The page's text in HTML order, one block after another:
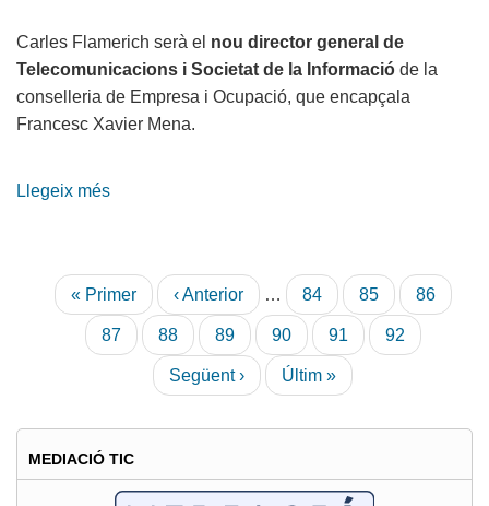
la
seguretat
Carles Flamerich serà el nou director general de
Telecomunicacions i Societat de la Informació de la
conselleria de Empresa i Ocupació, que encapçala
Francesc Xavier Mena.
Llegeix més
general
de
Telecomunicacions
i
Societat
Informació
PaginacióPrimera
pàgina
« Primer
Pàgina
anterior
‹ Anterior … Pàgina
84 Pàgina
85 Pàgina
86
Pàgina
87 Pàgina
88 Pàgina
89 Pàgina
90
Pàgina
actual
91 Pàgina
92
Pàgina
Següent ›
Última
Últim »
MEDIACIÓ TIC